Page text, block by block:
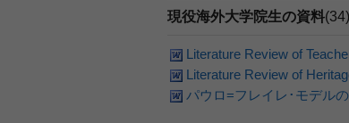
現役海外大学院生の資料(34)
Literature Review of
Literature Review of
パウロ=フレイレ･モデル